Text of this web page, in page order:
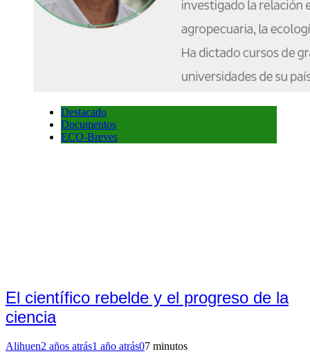
Destacado
Documentos
ECO-Breves
El científico rebelde y el progreso de la
ciencia
Alihuen2 años atrás1 año atrás07 minutos